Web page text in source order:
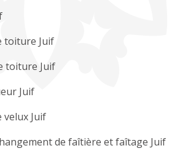
toiture Juif
toiture Juif
Juif
velux Juif
de faîtière et faîtage Juif